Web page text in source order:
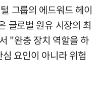
그룹의 에드워드 헤이
글로벌 원유 시장의 최
"완충 장치 역할을 하
요인이 아니라 위험